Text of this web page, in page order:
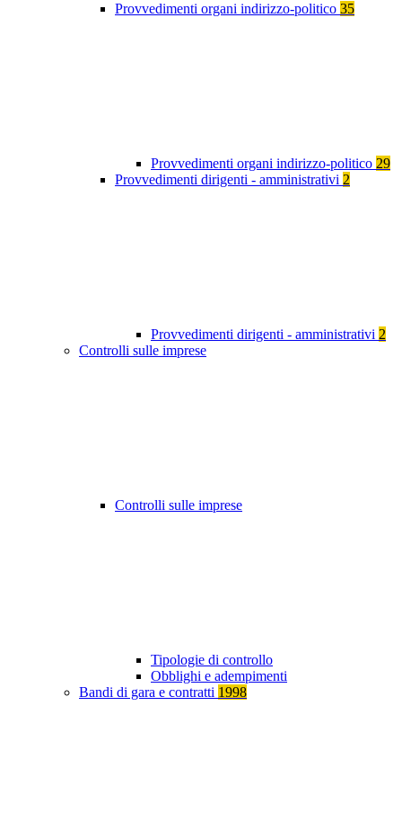
Provvedimenti organi indirizzo-politico 35
Provvedimenti organi indirizzo-politico 29
Provvedimenti dirigenti - amministrativi 2
Provvedimenti dirigenti - amministrativi 2
Controlli sulle imprese
Controlli sulle imprese
Tipologie di controllo
Obblighi e adempimenti
Bandi di gara e contratti 1998